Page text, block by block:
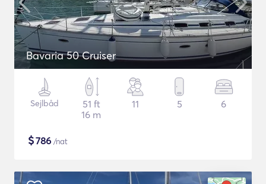
Bavaria 50 Cruiser
Sejlbåd
51 ft
16 m
11 5 6
$786 /nat